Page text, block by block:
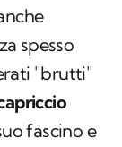
spesso
"brutti"
fascino e